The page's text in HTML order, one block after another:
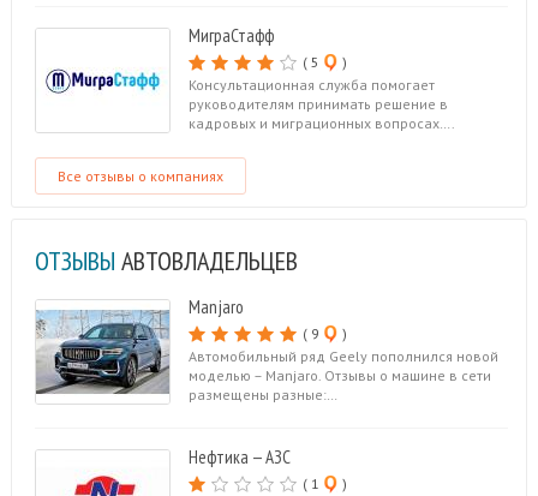
МиграСтафф
( 5
)
Консультационная служба помогает
руководителям принимать решение в
кадровых и миграционных вопросах….
Все отзывы о компаниях
ОТЗЫВЫ АВТОВЛАДЕЛЬЦЕВ
Manjaro
( 9
)
Автомобильный ряд Geely пополнился новой
моделью – Manjaro. Отзывы о машине в сети
размещены разные:…
Нефтика — АЗС
( 1
)